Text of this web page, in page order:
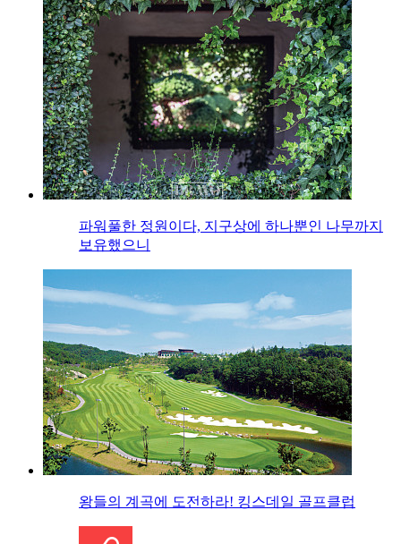
파워풀한 정원이다, 지구상에 하나뿐인 나무까지
보유했으니
왕들의 계곡에 도전하라! 킹스데일 골프클럽